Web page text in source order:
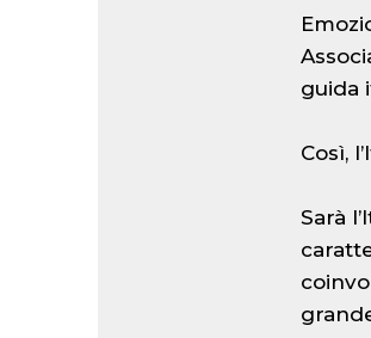
guida
Così,
Sarà